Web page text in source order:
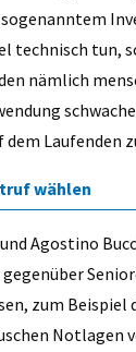
technisch tun,
nämlich
Laufenden
wählen
Agostino
zum
Notlagen